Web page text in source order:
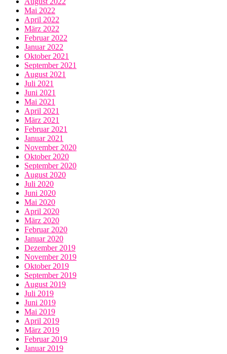
Mai 2022
April 2022
März 2022
Februar 2022
Januar 2022
Oktober 2021
September 2021
August 2021
Juli 2021
Juni 2021
Mai 2021
April 2021
März 2021
Februar 2021
Januar 2021
November 2020
Oktober 2020
September 2020
August 2020
Juli 2020
Juni 2020
Mai 2020
April 2020
März 2020
Februar 2020
Januar 2020
Dezember 2019
November 2019
Oktober 2019
September 2019
August 2019
Juli 2019
Juni 2019
Mai 2019
April 2019
März 2019
Februar 2019
Januar 2019